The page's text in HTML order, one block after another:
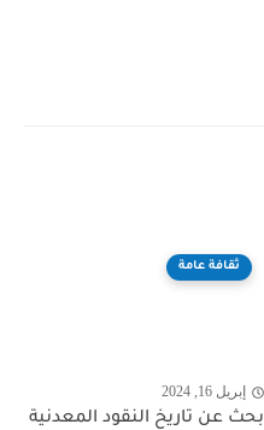
ثقافة عامة
إبريل 16, 2024
بحث عن تاريخ النقود المعدنية